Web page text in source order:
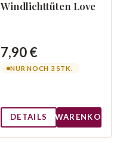
Windlichttüten Love
7,90 €
NUR NOCH 3 STK.
DETAILS WARENKORB